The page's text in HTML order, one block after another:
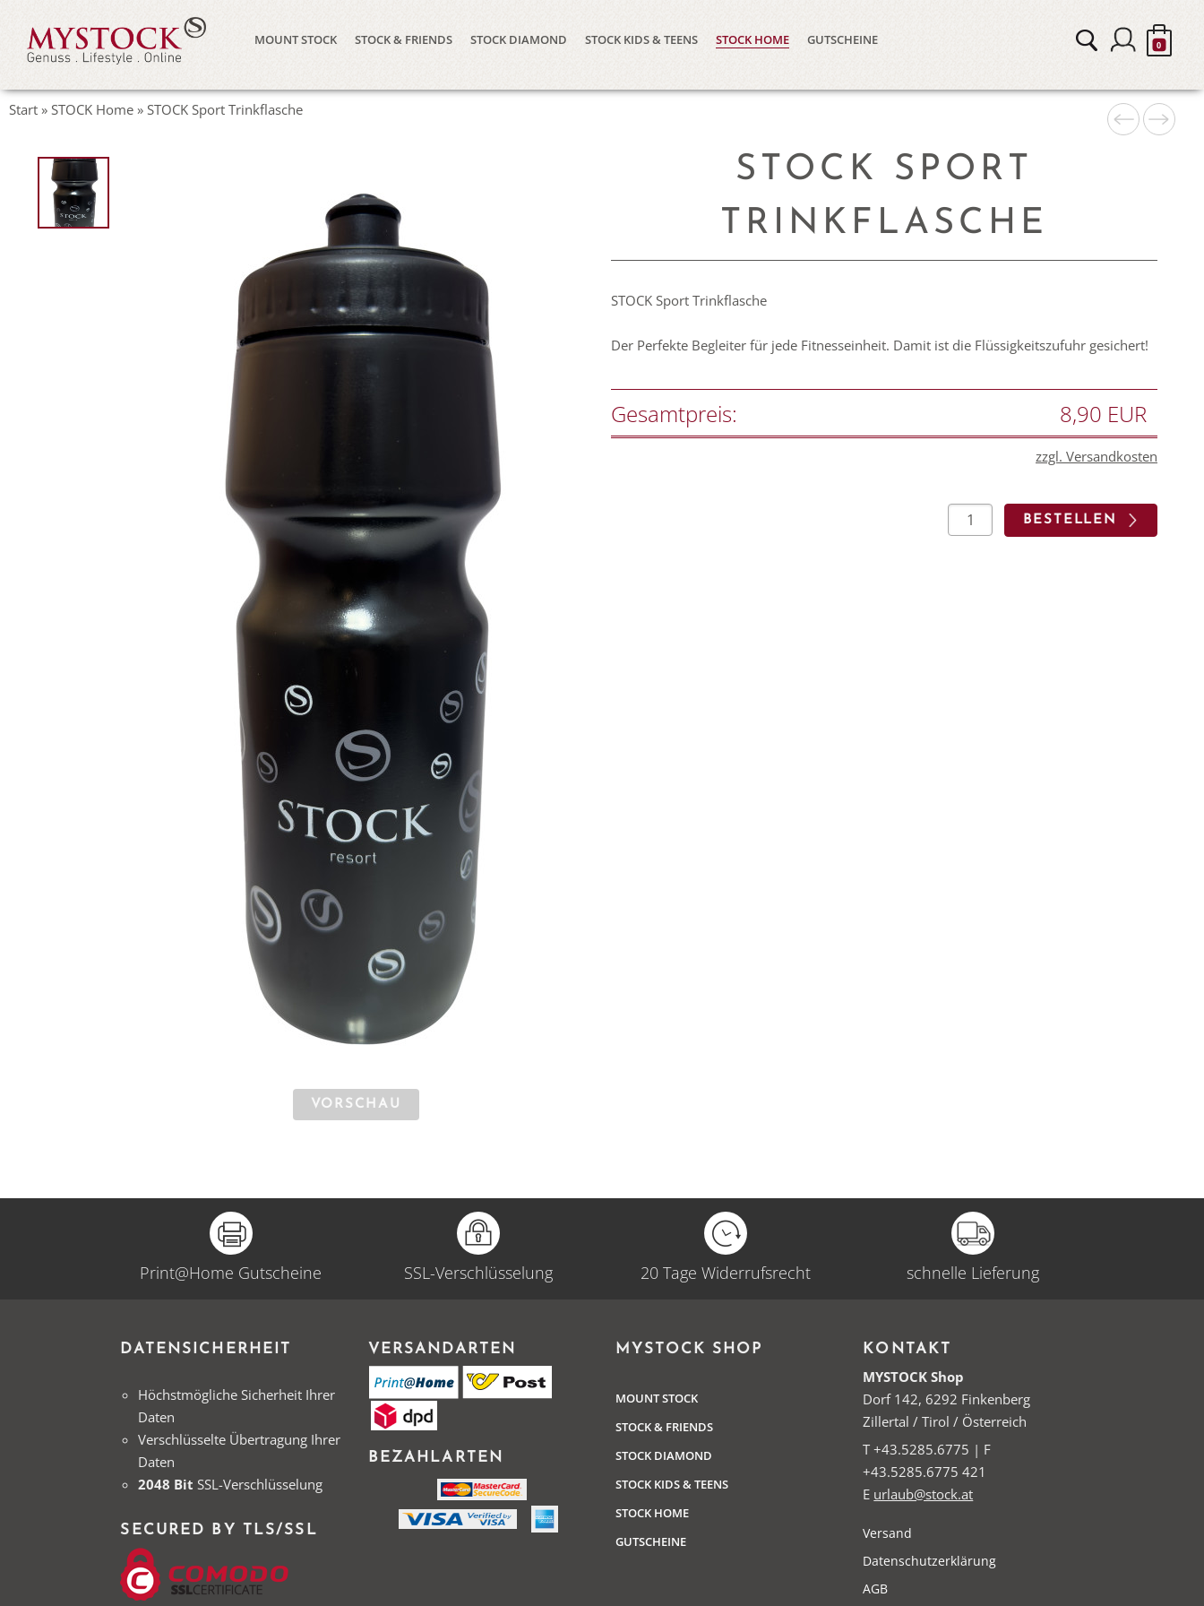
0
MOUNT STOCK STOCK & FRIENDS STOCK DIAMOND STOCK KIDS & TEENS STOCK HOME GUTSCHEINE
Start » STOCK Home » STOCK Sport Trinkflasche
"
alt="STOCK
Sport
VORSCHAU
STOCK SPORT
TRINKFLASCHE
STOCK Sport Trinkflasche
Der Perfekte Begleiter für jede Fitnesseinheit. Damit ist die Flüssigkeitszufuhr gesichert!
Gesamtpreis: 8,90 EUR
zzgl. Versandkosten
Print@Home Gutscheine SSL-Verschlüsselung 20 Tage Widerrufsrecht schnelle Lieferung
DATENSICHERHEIT
Höchstmögliche Sicherheit Ihrer
Daten
Verschlüsselte Übertragung Ihrer
Daten
2048 Bit SSL-Verschlüsselung
SECURED BY TLS/SSL
VERSANDARTEN
BEZAHLARTEN
MYSTOCK SHOP
MOUNT STOCK
STOCK & FRIENDS
STOCK DIAMOND
STOCK KIDS & TEENS
STOCK HOME
GUTSCHEINE
KONTAKT
MYSTOCK Shop
Dorf 142, 6292 Finkenberg
Zillertal / Tirol / Österreich
T +43.5285.6775 | F
+43.5285.6775 421
E urlaub@stock.at
Versand
Datenschutzerklärung
AGB